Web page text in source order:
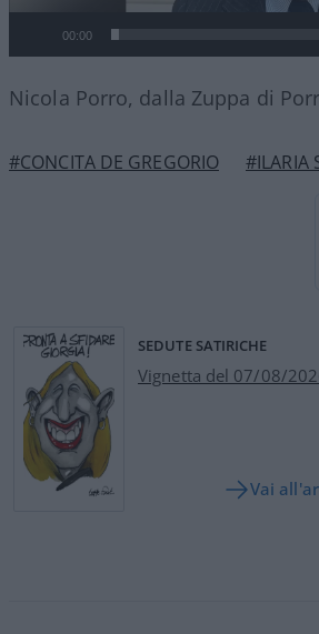
00:00
Nicola Porro, dalla Zuppa di
#CONCITA DE GREGORIO #ILARIA
SEDUTE SATIRICHE
Vignetta del 07/08/
Vai